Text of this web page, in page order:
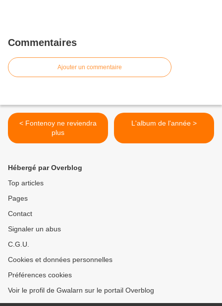
Commentaires
Ajouter un commentaire
< Fontenoy ne reviendra
plus
L'album de l'année >
Hébergé par Overblog
Top articles
Pages
Contact
Signaler un abus
C.G.U.
Cookies et données personnelles
Préférences cookies
Voir le profil de Gwalarn sur le portail Overblog